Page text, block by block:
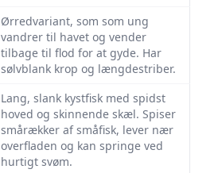
Ørredvariant, som som ung
vandrer til havet og vender
tilbage til flod for at gyde. Har
sølvblank krop og længdestriber.
Lang, slank kystfisk med spidst
hoved og skinnende skæl. Spiser
smårækker af småfisk, lever nær
overfladen og kan springe ved
hurtigt svøm.